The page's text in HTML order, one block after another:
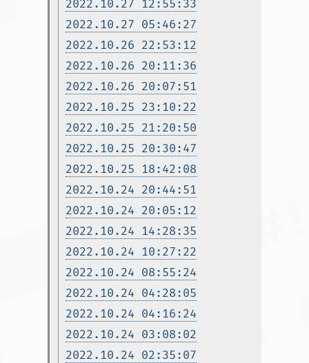
2022.10.27 12:55:33
2022.10.27 05:46:27
2022.10.26 22:53:12
2022.10.26 20:11:36
2022.10.26 20:07:51
2022.10.25 23:10:22
2022.10.25 21:20:50
2022.10.25 20:30:47
2022.10.25 18:42:08
2022.10.24 20:44:51
2022.10.24 20:05:12
2022.10.24 14:28:35
2022.10.24 10:27:22
2022.10.24 08:55:24
2022.10.24 04:28:05
2022.10.24 04:16:24
2022.10.24 03:08:02
2022.10.24 02:35:07